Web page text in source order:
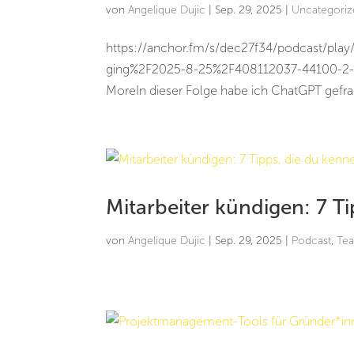
vonAngelique Dujic Sep. 29, 2025
https://anchor.fm/s/dec27f34/podcast/
ging%2F2025-8-25%2F408112037-44100-
MoreIn dieser Folge habe ich ChatGPT
Mitarbeiter kündigen: 7
vonAngelique Dujic Sep. 29, 2025 Podcast,